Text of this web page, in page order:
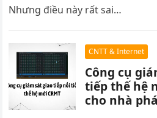
Nhưng điều này rất sai…
CNTT & Internet
Công cụ
tiếp thế hệ
cho nhà